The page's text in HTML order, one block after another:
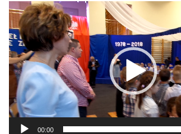
Odtwarzacz
video
00:00